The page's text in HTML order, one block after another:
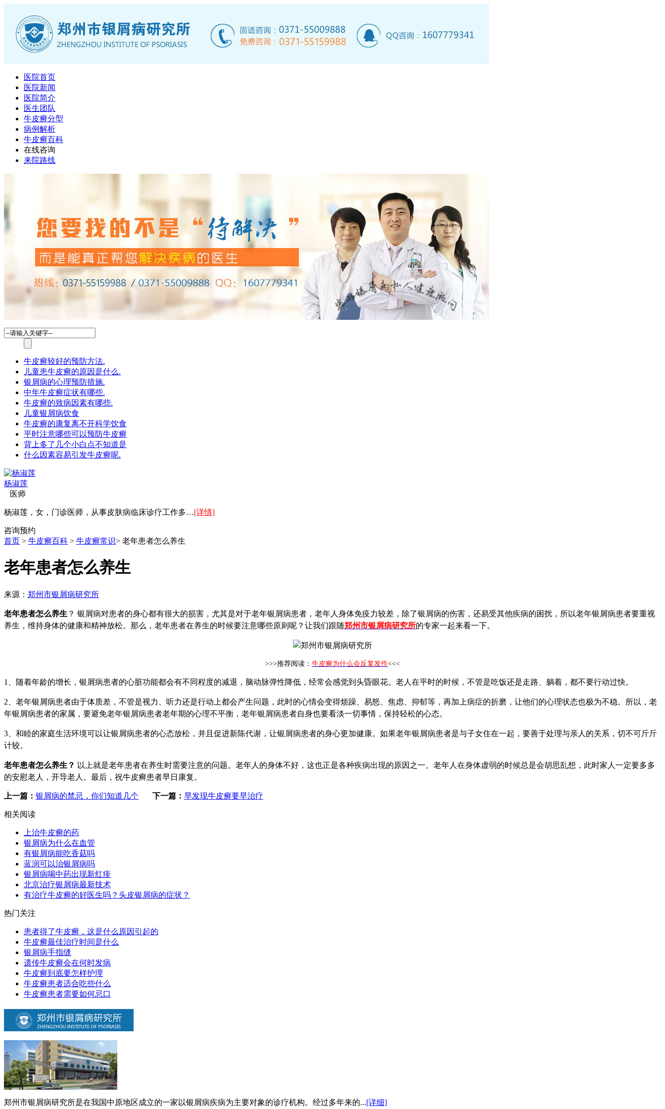
医院首页
医院新闻
医院简介
医生团队
牛皮癣分型
病例解析
牛皮癣百科
在线咨询
来院路线
牛皮癣较好的预防方法.
儿童患牛皮癣的原因是什么.
银屑病的心理预防措施.
中年牛皮癣症状有哪些.
牛皮癣的致病因素有哪些.
儿童银屑病饮食
牛皮癣的康复离不开科学饮食
平时注意哪些可以预防牛皮癣
背上多了几个小白点不知道是
什么因素容易引发牛皮癣呢.
杨淑莲
医师
杨淑莲，女，门诊医师，从事皮肤病临床诊疗工作多…[详情]
咨询预约
首页 > 牛皮癣百科 > 牛皮癣常识> 老年患者怎么养生
老年患者怎么养生
来源： 郑州市银屑病研究所
老年患者怎么养生 ？ 银屑病对患者的身心都有很大的损害，尤其是对于老年银屑病患者，老年人身体免疫力较差，除了银屑病的伤害，还易受其他疾病的困扰，所以老年银屑病患者要重视
养生，维持身体的健康和精神放松。 那么，老年患者在养生的时候要注意哪些原则呢？让我们跟随郑州市银屑病研究所的专家一起来看一下。
>>>推荐阅读： 牛皮癣为什么会反复发作<<<
1、 随着年龄的增长，银屑病患者的心脏功能都会有不同程度的减退，脑动脉弹性降低，经常会感觉到头昏眼花。 老人在平时的时候，不管是吃饭还是走路、躺着，都不要行动过快。
2、 老年银屑病患者由于体质差，不管是视力、听力还是行动上都会产生问题，此时的心情会变得烦躁、易怒、焦虑、抑郁等，再加上病症的折磨，让他们的心理状态也极为不稳。所以，老
年银屑病患者的家属，要避免老年银屑病患者老年期的心理不平衡，老年银屑病患者自身也要看淡一切事情，保持轻松的心态。
3、 和睦的家庭生活环境可以让银屑病患者的心态放松，并且促进新陈代谢，让银屑病患者的身心更加健康。如果老年银屑病患者是与子女住在一起，要善于处理与亲人的关系，切不可斤斤
计较。
老年患者怎么养生？ 以上就是老年患者在养生时需要注意的问题。老年人的身体不好，这也正是各种疾病出现的原因之一。老年人在身体虚弱的时候总是会胡思乱想，此时家人一定要多多
的安慰老人，开导老人。最后，祝牛皮癣患者早日康复。
上一篇： 银屑病的禁忌，你们知道几个 下一篇： 早发现牛皮癣要早治疗
相关阅读
上治牛皮癣的药
银屑病为什么在血管
有银屑病能吃香菇吗
蓝润可以治银屑病吗
银屑病喝中药出现新红疹
北京治疗银屑病最新技术
有治疗牛皮癣的好医生吗？头皮银屑病的症状？
热门关注
患者得了牛皮癣，这是什么原因引起的
牛皮癣最佳治疗时间是什么
银屑病手指缝
遗传牛皮癣会在何时发病
牛皮癣到底要怎样护理
牛皮癣患者适合吃些什么
牛皮癣患者需要如何忌口
郑州市银屑病研究所是在我国中原地区成立的一家以银屑病疾病为主要对象的诊疗机构。经过多年来的...[详细]